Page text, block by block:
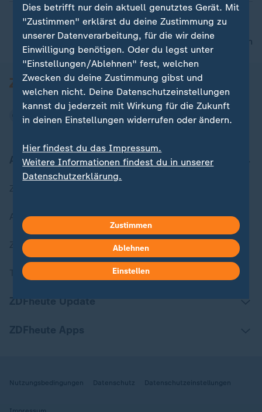
nach oben
Aktuell bei ZDFheute
Aktuelle Sendungs-Videos
ZDFheute Stories
Themen im Überblick
ZDFheute Update
Nutzungsbedingungen Datenschutz Datenschutzeinstellungen
Dies betrifft nur dein aktuell genutztes Gerät. Mit
"Zustimmen" erklärst du deine Zustimmung zu
unserer Datenverarbeitung, für die wir deine
Einwilligung benötigen. Oder du legst unter
"Einstellungen/Ablehnen" fest, welchen
Zwecken du deine Zustimmung gibst und
welchen nicht. Deine Datenschutzeinstellungen
kannst du jederzeit mit Wirkung für die Zukunft
in deinen Einstellungen widerrufen oder ändern.
Hier findest du das Impressum.
Weitere Informationen findest du in unserer
Datenschutzerklärung.
Zustimmen
Ablehnen
Einstellen